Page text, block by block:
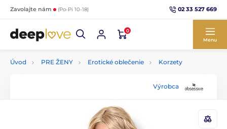
Zavolajte nám (Po-Pi 10-18) 02 33 527 669
0
Menu
Úvod PRE ŽENY Erotické oblečenie Korzety
Výrobca